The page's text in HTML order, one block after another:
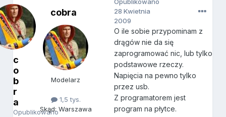
c
o
b
r
a
Opublikowano
cobra
Modelarz
1,5 tys.
Skąd: Warszawa
28 Kwietnia
2009
O ile sobie przypominam z
drągów nie da się
zaprogramować nic, lub tylko
podstawowe rzeczy.
Napięcia na pewno tylko
przez usb.
Z programatorem jest
program na płytce.